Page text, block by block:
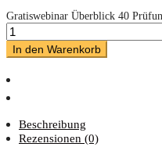
Gratiswebinar Überblick 40
In den Warenkorb
Beschreibung
Rezensionen (0)